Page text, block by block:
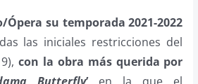
Ópera su temporada 2021-2022
las iniciales restricciones del
con la obra más querida por